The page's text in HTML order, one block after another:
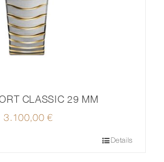
CLASSIC 29 MM
3.100,00€
Details